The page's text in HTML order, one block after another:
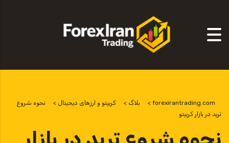
forexirantrading.com
> بلاگ > کریپتو و ارزهای دیجیتال >
نحوه شروع
ترید در بازار کریپتو